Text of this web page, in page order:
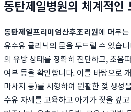
동탄제일병원의 체계적인
동탄제일프리미엄산후조리원에 머무
유수유 클리닉의 문을 두드릴 수 있습
의 유방 상태를 정확히 진단하고, 초음
여부 등을 확인합니다. 이를 바탕으로
마사지 등)를 시행하여 원활한 젖 생성
수유 자세를 교육하고 아기가 젖을 깊